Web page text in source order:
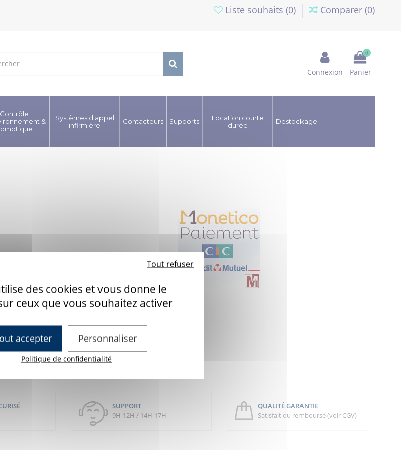
Liste souhaits (0) Comparer (0)
Connexion
0
Panier
Contrôle
&
Systèmes d'appel
infirmière
Contacteurs Supports
Location courte
durée
Destockage
(différé
SUPPORT
9H-12H / 14H-17H
QUALITÉ GARANTIE
Satisfait ou remboursé (voir CGV)
des cookies et vous donne le
ceux que vous souhaitez activer
accepter
Tout refuser
Personnaliser
Politique de confidentialité